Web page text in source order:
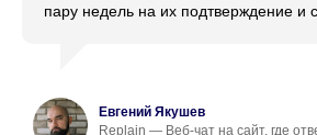
пару недель на их подтверждение и
Евгений Якушев
Replain — Веб-чат на сайт, где